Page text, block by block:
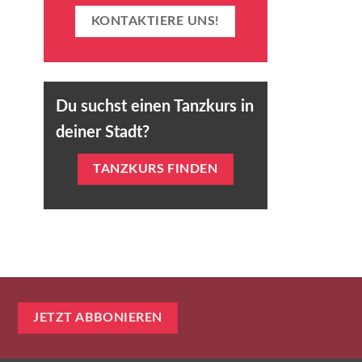
KONTAKTIERE UNS!
Du suchst einen Tanzkurs in
deiner Stadt?
TANZKURS FINDEN
JETZT ABBONIEREN